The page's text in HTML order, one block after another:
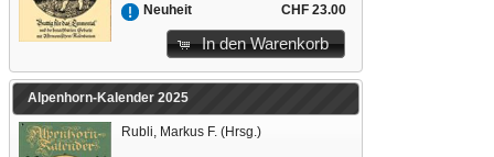
Neuheit
CHF 23.00
In den Warenkorb
Alpenhorn-Kalender 2025
Rubli, Markus F. (Hrsg.)